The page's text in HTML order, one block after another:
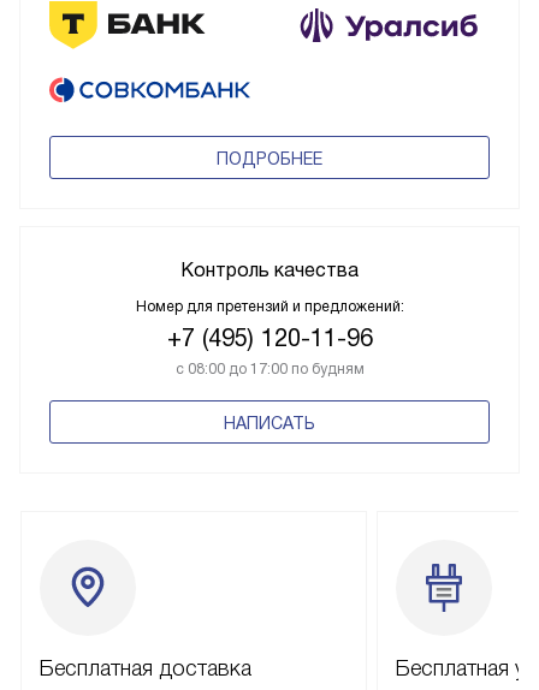
ПОДРОБНЕЕ
Контроль качества
Номер для претензий и предложений:
+7 (495) 120-11-96
с 08:00 до 17:00 по будням
Бесплатная доставка Бесплатная